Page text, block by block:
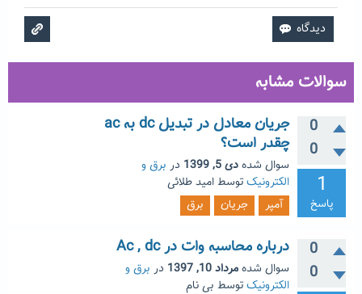
سوالات مشابه
0
0
1
پاسخ
جریان معادل در تبدیل dc به ac
چقدر است؟
سوال شدهدی 5, 1399 در برق و
الکترونیکتوسط امید طلائی
آمپر
جریان برق
0
0
درباره محاسبه وات در Ac , dc
سوال شدهمرداد 10, 1397 در برق و
الکترونیکتوسط بی نام